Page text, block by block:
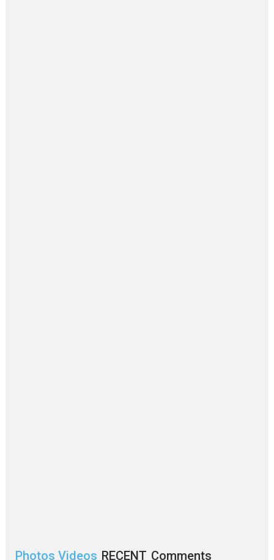
Photos Videos RECENT Comments